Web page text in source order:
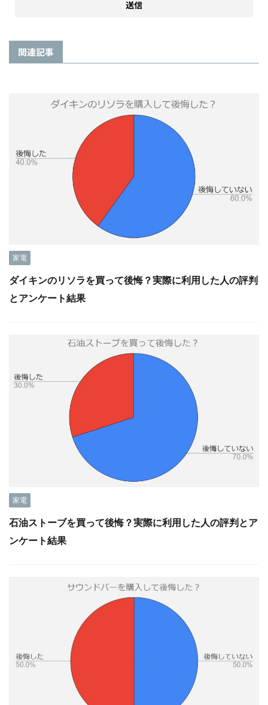
関連記事
家電
ダイキンのリソラを買って後悔？実際に利用した人の評判
とアンケート結果
家電
石油ストーブを買って後悔？実際に利用した人の評判とア
ンケート結果